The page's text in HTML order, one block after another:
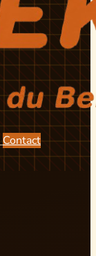
Contact